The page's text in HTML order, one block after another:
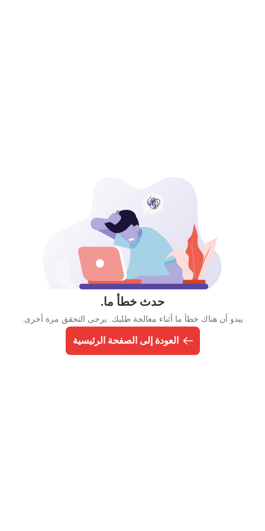
حدث خطأ ما.
يبدو أن هناك خطأ ما أثناء معالجة طلبك. يرجى التحقق مرة أخرى.
العودة إلى الصفحة الرئيسية